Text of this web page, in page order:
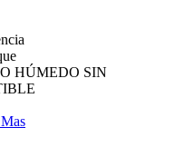
HÚMEDO SIN